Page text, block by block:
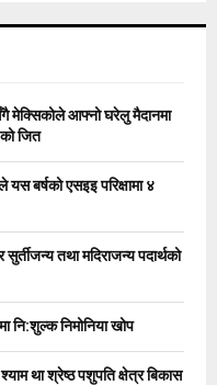
C
मेक्सिकोले आफ्नो घरेलु मैदानमा
जित
बर्षको एसइइ परिक्षामा ४
सुर्तीजन्य तथा मदिराजन्य पदार्थको
नि:शुल्क निमोनिया खोप
था श्रेष्ठ पशुपति क्षेत्र बिकास